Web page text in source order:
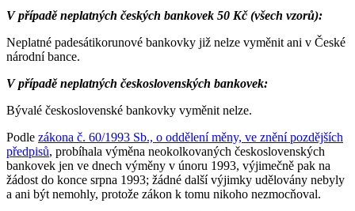
V případě neplatných českých bankovek 50 Kč (všech vzorů):
Neplatné padesátikorunové bankovky již nelze vyměnit ani v České
národní bance.
V případě neplatných československých bankovek:
Bývalé československé bankovky vyměnit nelze.
Podle zákona č. 60/1993 Sb., o oddělení měny, ve znění pozdějších
předpisů, probíhala výměna neokolkovaných československých
bankovek jen ve dnech výměny v únoru 1993, výjimečně pak na
žádost do konce srpna 1993; žádné další výjimky udělovány nebyly
a ani být nemohly, protože zákon k tomu nikoho nezmocňoval.